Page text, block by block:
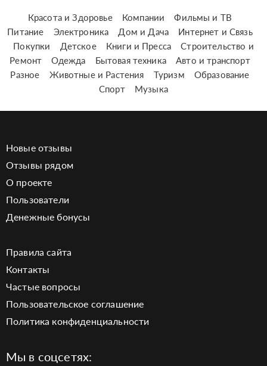
Красота и Здоровье Компании
Фильмы и ТВ
Питание
Электроника Дом и Дача
Интернет и Связь
Покупки
Детское Книги и Пресса
Строительство и
Ремонт
Одежда Бытовая техника
Авто и транспорт
Разное
Животные и Растения Туризм
Образование
Спорт
Музыка
Новые отзывы
Отзывы рядом
О проекте
Пользователи
Денежные бонусы
Правила сайта
Контакты
Частые вопросы
Пользовательское соглашение
Политика конфиденциальности
Мы в соцсетях: